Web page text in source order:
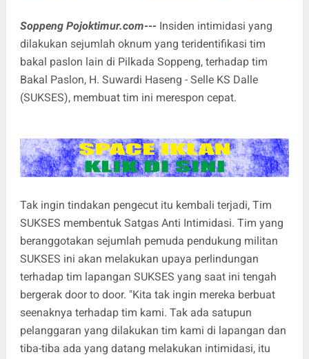
Soppeng Pojoktimur.com---Insiden intimidasi yang
dilakukan sejumlah oknum yang teridentifikasi tim
bakal paslon lain di Pilkada Soppeng, terhadap tim
Bakal Paslon, H. Suwardi Haseng - Selle KS Dalle
(SUKSES), membuat tim ini merespon cepat.
Tak ingin tindakan pengecut itu kembali terjadi, Tim
SUKSES membentuk Satgas Anti Intimidasi. Tim yang
beranggotakan sejumlah pemuda pendukung militan
SUKSES ini akan melakukan upaya perlindungan
terhadap tim lapangan SUKSES yang saat ini tengah
bergerak door to door. "Kita tak ingin mereka berbuat
seenaknya terhadap tim kami. Tak ada satupun
pelanggaran yang dilakukan tim kami di lapangan dan
tiba-tiba ada yang datang melakukan intimidasi, itu